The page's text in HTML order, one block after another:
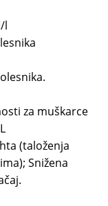
l
za muškarce
(taloženja
Snižena